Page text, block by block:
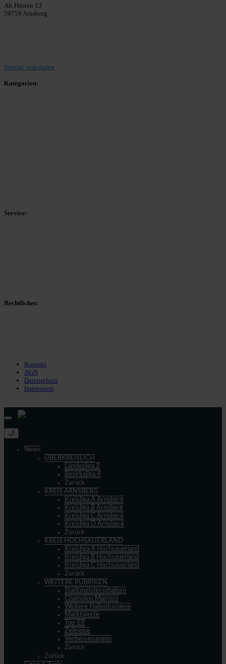
Alt Hüsten 13
59759 Arnsberg
Vertrag widerrufen
Kategorien:
Service:
Rechtliches:
Kontakt
AGN
Datenschutz
Impressum
🌙
News
ÜBERKREISLICH
Landesliga 2
Bezirksliga 4
Zurück
KREIS ARNSBERG
Kreisliga A Arnsberg
Kreisliga B Arnsberg
Kreisliga C Arnsberg
Kreisliga D Arnsberg
Zurück
KREIS HOCHSAUERLAND
Kreisliga A Hochsauerland
Kreisliga B Hochsauerland
Kreisliga C Hochsauerland
Zurück
WEITERE RUBRIKEN
Stadtmeisterschaften
Champion Masters
Weitere Hallenturniere
Marktwerte
Top-Elf
Zeitreise
Verbesserungen
Zurück
Zurück